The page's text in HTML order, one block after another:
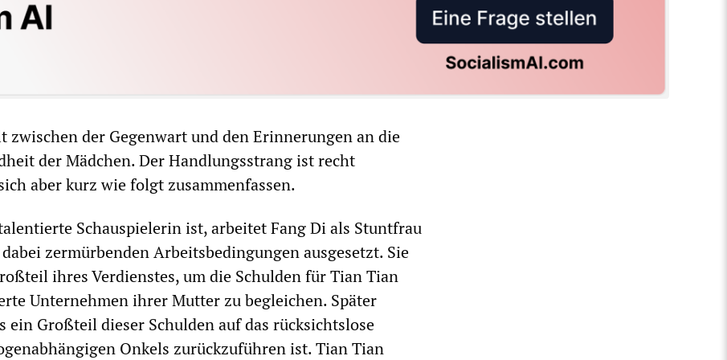
zwischen der Gegenwart und den Erinnerungen an die
der Mädchen. Der Handlungsstrang ist recht
aber kurz wie folgt zusammenfassen.
Schauspielerin ist, arbeitet Fang Di als Stuntfrau
zermürbenden Arbeitsbedingungen ausgesetzt. Sie
ihres Verdienstes, um die Schulden für Tian Tian
Unternehmen ihrer Mutter zu begleichen. Später
ein Großteil dieser Schulden auf das rücksichtslose
Onkels zurückzuführen ist. Tian Tian